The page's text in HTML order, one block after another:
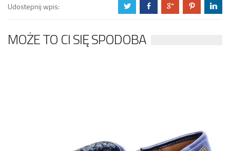
Udostepnij wpis: a b c d j
MOŻE TO CI SIĘ SPODOBA